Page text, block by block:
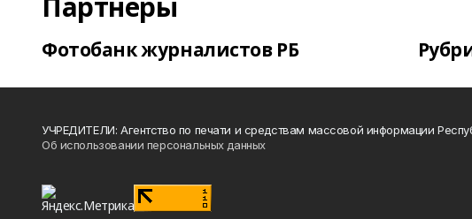
Фотобанк журналистов РБ
УЧРЕДИТЕЛИ: Агентство по печати и средствам массовой информации
Об использовании персональных данных